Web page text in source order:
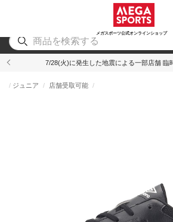
メガスポーツ公式オンラインショップ
アウトドア
7/28(火)に発生した地震による一部店舗 臨
ジュニア 店舗受取可能